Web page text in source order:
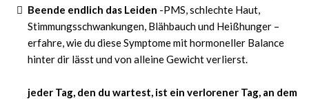
Beende endlich das Leiden -PMS, schlechte Haut,
Stimmungsschwankungen, Blähbauch und Heißhunger –
erfahre, wie du diese Symptome mit hormoneller Balance
hinter dir lässt und von alleine Gewicht verlierst.
jeder Tag, den du wartest, ist ein verlorener Tag, an dem